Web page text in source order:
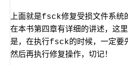
上面就是fsck修复受损文件系
在本书第四章有详细的讲述，这
是，在执行fsck的时候，一定要
然后再执行修复操作，切记！